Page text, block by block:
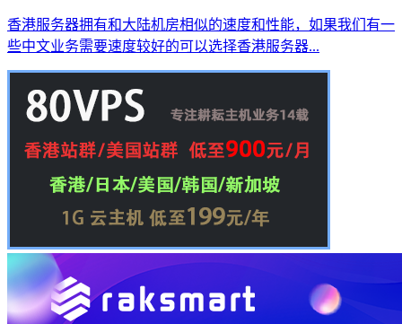
香港服务器拥有和大陆机房相似的速度和性能，如果我们有一
些中文业务需要速度较好的可以选择香港服务器...